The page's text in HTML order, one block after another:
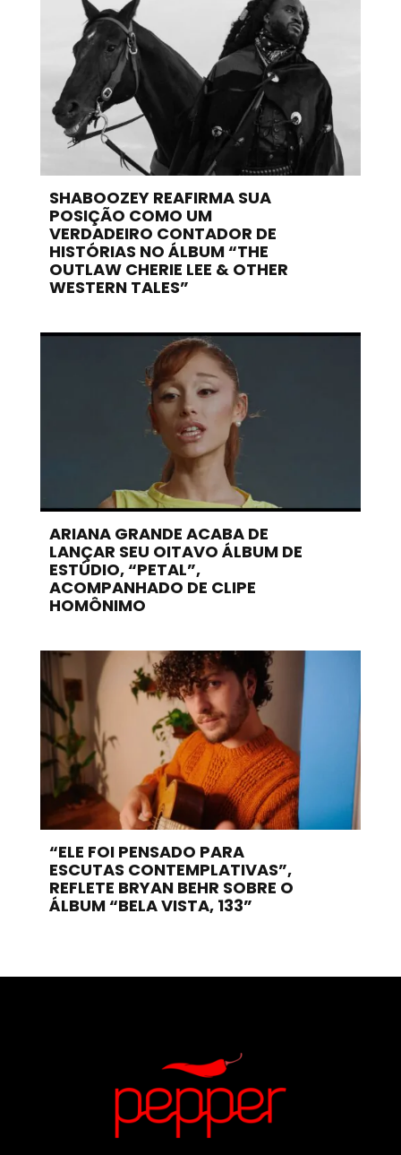
SHABOOZEY REAFIRMA SUA
POSIÇÃO COMO UM
VERDADEIRO CONTADOR DE
HISTÓRIAS NO ÁLBUM “THE
OUTLAW CHERIE LEE & OTHER
WESTERN TALES”
ARIANA GRANDE ACABA DE
LANÇAR SEU OITAVO ÁLBUM DE
ESTÚDIO, “PETAL”,
ACOMPANHADO DE CLIPE
HOMÔNIMO
“ELE FOI PENSADO PARA
ESCUTAS CONTEMPLATIVAS”,
REFLETE BRYAN BEHR SOBRE O
ÁLBUM “BELA VISTA, 133”